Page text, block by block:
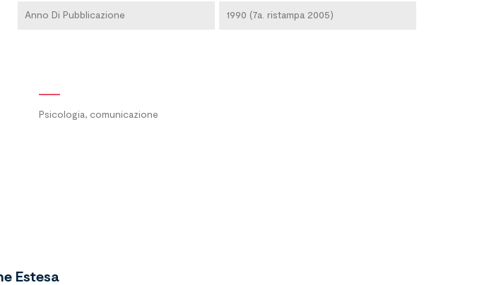
Anno Di Pubblicazione 1990 (7a. ristampa 2005)
Psicologia, comunicazione
Estesa